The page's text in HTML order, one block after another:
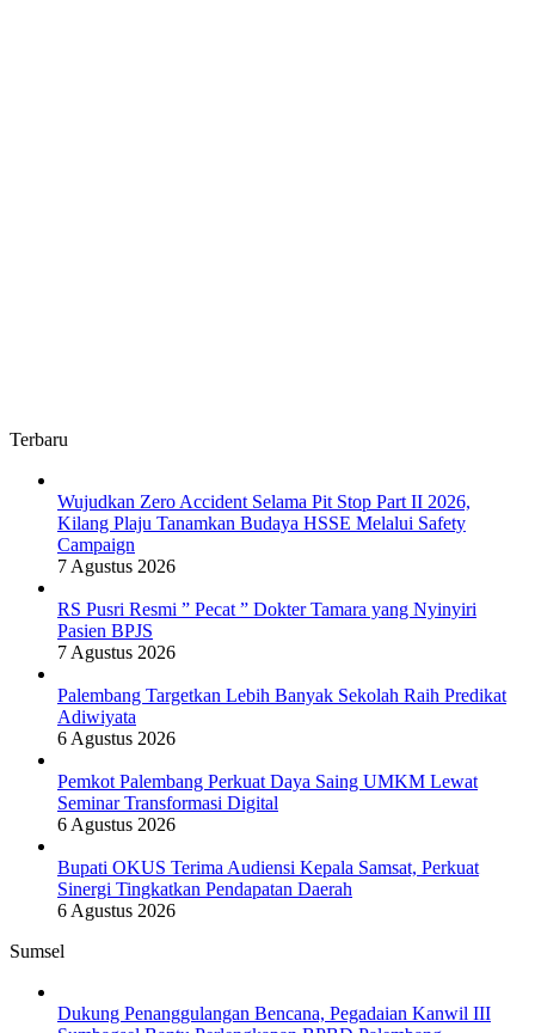
Terbaru
Wujudkan Zero Accident Selama Pit Stop Part II 2026,
Kilang Plaju Tanamkan Budaya HSSE Melalui Safety
Campaign
7 Agustus 2026
RS Pusri Resmi ” Pecat ” Dokter Tamara yang Nyinyiri
Pasien BPJS
7 Agustus 2026
Palembang Targetkan Lebih Banyak Sekolah Raih Predikat
Adiwiyata
6 Agustus 2026
Pemkot Palembang Perkuat Daya Saing UMKM Lewat
Seminar Transformasi Digital
6 Agustus 2026
Bupati OKUS Terima Audiensi Kepala Samsat, Perkuat
Sinergi Tingkatkan Pendapatan Daerah
6 Agustus 2026
Sumsel
Dukung Penanggulangan Bencana, Pegadaian Kanwil III